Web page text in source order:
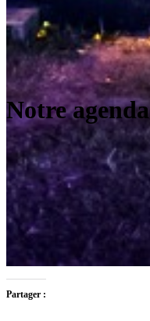
Notre agenda
Partager :